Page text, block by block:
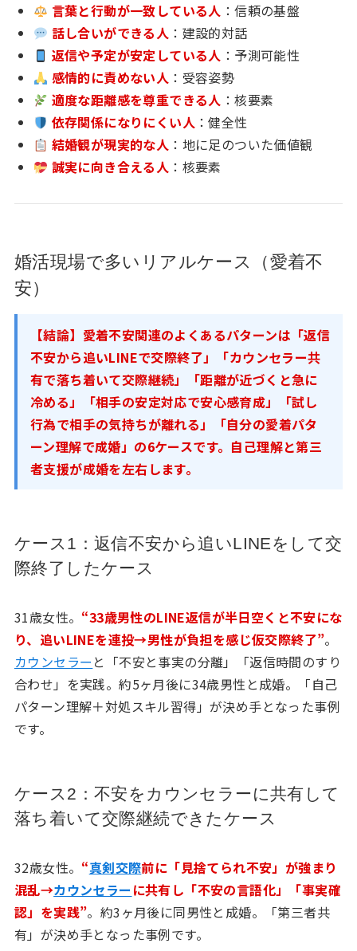
言葉と行動が一致している人 ：信頼の基盤
話し合いができる人 ：建設的対話
返信や予定が安定している人 ：予測可能性
感情的に責めない人 ：受容姿勢
適度な距離感を尊重できる人 ：核要素
依存関係になりにくい人：健全性
結婚観が現実的な人 ：地に足のついた価値観
誠実に向き合える人 ：核要素
婚活現場で多いリアルケース（愛着不
安）
【結論】愛着不安関連のよくあるパターンは「返信
不安から追いLINEで交際終了」「カウンセラー共
有で落ち着いて交際継続」「距離が近づくと急に
冷める」「相手の安定対応で安心感育成」「試し
行為で相手の気持ちが離れる」「自分の愛着パタ
ーン理解で成婚」の6ケースです。自己理解と第三
者支援が成婚を左右します。
ケース1：返信不安から追いLINEをして交
際終了したケース
31歳女性。 “33歳男性のLINE返信が半日空くと不安にな
り、追いLINEを連投→男性が負担を感じ仮交際終了”。
カウンセラー と「不安と事実の分離」「返信時間のすり
合わせ」を実践。約5ヶ月後に34歳男性と成婚。「自己
パターン理解＋対処スキル習得」が決め手となった事例
です。
ケース2：不安をカウンセラーに共有して
落ち着いて交際継続できたケース
32歳女性。 “真剣交際前に「見捨てられ不安」が強まり
混乱→カウンセラー に共有し「不安の言語化」「事実確
認」を実践”。約3ヶ月後に同男性と成婚。「第三者共
有」が決め手となった事例です。